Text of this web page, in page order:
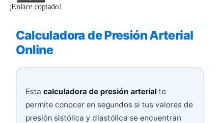
¡Enlace copiado!
Calculadora de Presión Arterial
Online
Estacalculadora de presión arterial te
permite conocer en segundos si tus valores de
presión sistólica y diastólica se encuentran